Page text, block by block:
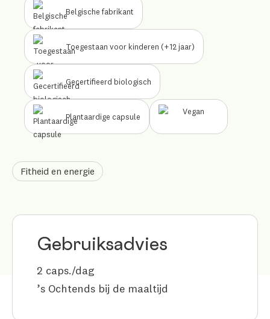
Belgische fabrikant
Toegestaan voor kinderen (+12 jaar)
Gecertifieerd biologisch
Plantaardige capsule
Fitheid en energie
Gebruiksadvies
2 caps./dag
’s Ochtends bij de maaltijd